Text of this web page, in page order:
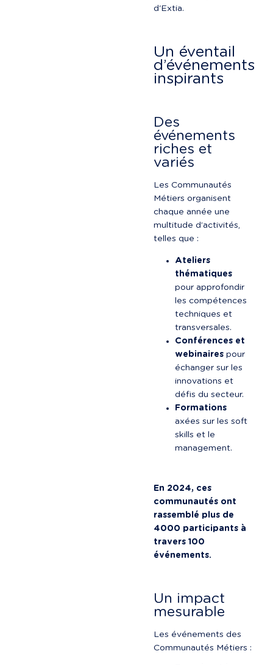
d'Extia.
Un éventail
d’événements
inspirants
Des
événements
riches et
variés
Les Communautés
Métiers organisent
chaque année une
multitude d’activités,
telles que :
Ateliers
thématiques
pour approfondir
les compétences
techniques et
transversales.
Conférences et
webinaires pour
échanger sur les
innovations et
défis du secteur.
Formations
axées sur les soft
skills et le
management.
En 2024, ces
communautés ont
rassemblé plus de
4000 participants à
travers 100
événements.
Un impact
mesurable
Les événements des
Communautés Métiers :